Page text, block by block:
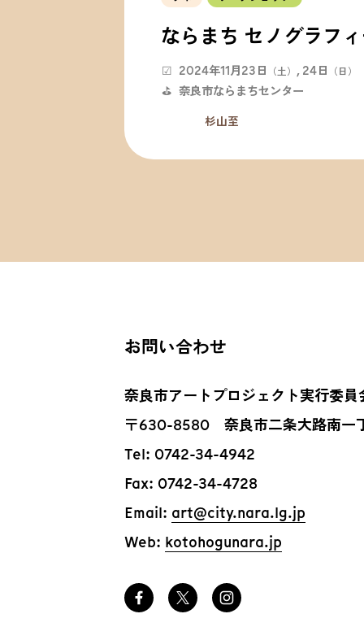
ならまち セノグラフ
☑ 2024年11月23日 （土） 24日 （日）
⛳ 奈良市ならまちセンター
杉山至
お問い合わせ
奈良市アートプロジェクト実行委員
〒630-8580 奈良市二条大路南一
Tel: 0742-34-4942
Fax: 0742-34-4728
Email: art@city.nara.lg.jp
Web: kotohogunara.jp